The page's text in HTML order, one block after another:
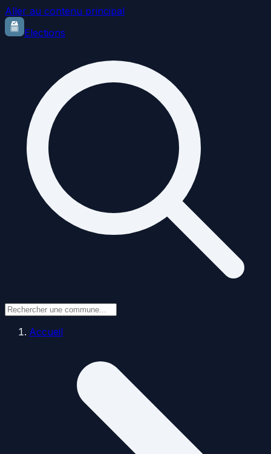
Aller au contenu principal
Elections
Accueil